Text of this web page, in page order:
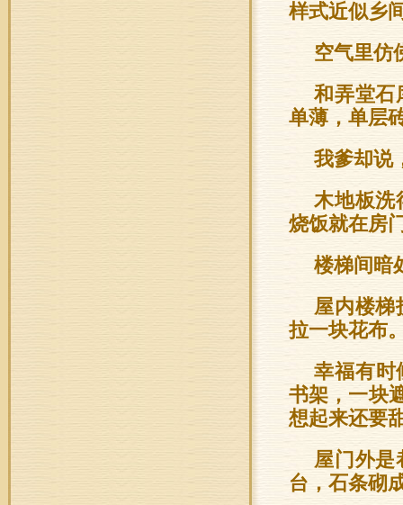
样式近似乡
空气里仿
和弄堂石
单薄，单层
我爹却说
木地板洗
烧饭就在房
楼梯间暗
屋内楼梯
拉一块花布
幸福有
书架，一块
想起来还要
屋门外是
台，石条砌